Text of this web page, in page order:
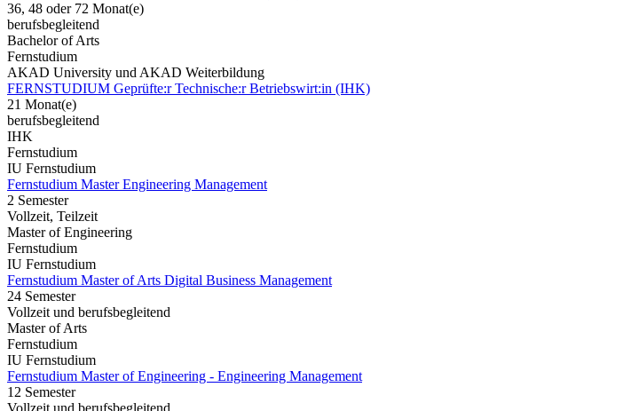
36, 48 oder 72 Monat(e)
berufsbegleitend
Bachelor of Arts
Fernstudium
AKAD University und AKAD Weiterbildung
FERNSTUDIUM Geprüfte:r Technische:r Betriebswirt:in (IHK)
21 Monat(e)
berufsbegleitend
IHK
Fernstudium
IU Fernstudium
Fernstudium Master Engineering Management
2 Semester
Vollzeit, Teilzeit
Master of Engineering
Fernstudium
IU Fernstudium
Fernstudium Master of Arts Digital Business Management
24 Semester
Vollzeit und berufsbegleitend
Master of Arts
Fernstudium
IU Fernstudium
Fernstudium Master of Engineering - Engineering Management
12 Semester